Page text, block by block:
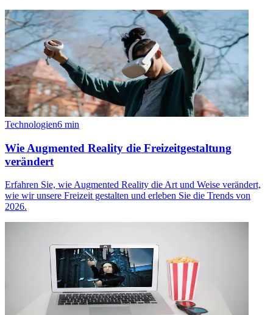
Technologien6 min
Wie Augmented Reality die Freizeitgestaltung
verändert
Erfahren Sie, wie Augmented Reality die Art und Weise verändert,
wie wir unsere Freizeit gestalten und erleben Sie die Trends von
2026.